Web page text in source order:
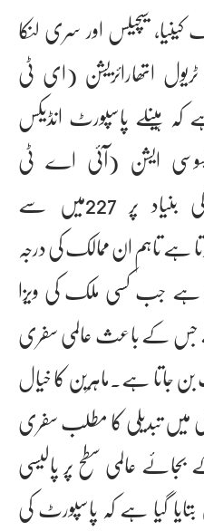
سیچیلس اور سری لنکا
اتھارائزیشن (ای ٹی
پاسپورٹ انڈیکس
ایسوسی ایشن (آئی اے ٹی
اے)کے اعداد و شمار کی بنیاد پر 227میں سے
ہے تاہم ان ممالک کی درجہ
جب کسی ملک کی ویزا
جس کے باعث عالمی سفری
بن جاتا ہے۔ماہرین کا خیال
میں تبدیلی کا مطلب سفری
عالمی سطح پر پالیسی
گیا ہے کہ پاسپورٹ کی